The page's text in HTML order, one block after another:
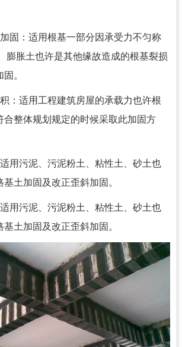
固：适用根基一部分因承受力不匀称
膨胀土也许是其他缘故造成的根基裂损
。
：适用工程建筑房屋的承载力也许根
合整体规划规定的时候采取此加固方
用污泥、污泥粉土、粘性土、砂土也
土加固及改正歪斜加固。
用污泥、污泥粉土、粘性土、砂土也
土加固及改正歪斜加固。